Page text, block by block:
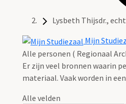
Lysbeth Thijsdr.,
Mijn
Alle personen ( Regionaal
Er zijn veel bronnen waarin
materiaal. Vaak worden in
Alle velden